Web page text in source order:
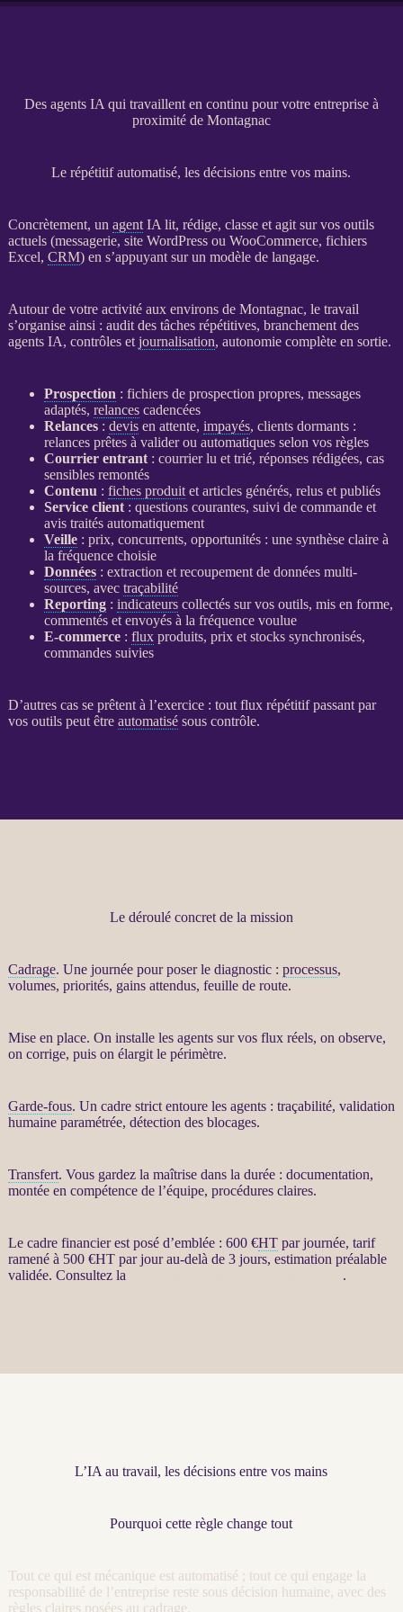
Des agents IA qui travaillent en continu pour votre entreprise à
proximité de Montagnac
Le répétitif automatisé, les décisions entre vos mains.
Concrètement, un agent IA lit, rédige, classe et agit sur vos outils
actuels (messagerie, site WordPressou WooCommerce, fichiers
Excel, CRM) en s’appuyant sur un modèle de langage.
Autour de votre activité aux environs de Montagnac, le travail
s’organise ainsi : audit des tâches répétitives, branchement des
agents IA, contrôles et journalisation, autonomie complète en sortie.
Prospection : fichiers de prospection propres, messages
adaptés, relancescadencées
Relances: devisen attente, impayés, clients dormants :
relancesprêtes à valider ou automatiques selon vos règles
Courrier entrant: courrier lu et trié, réponses rédigées, cas
sensibles remontés
Contenu : fiches produitet articles générés, relus et publiés
Service client: questions courantes, suivi de commande et
avis traités automatiquement
Veille: prix, concurrents, opportunités : une synthèse claire à
la fréquence choisie
Données: extraction et recoupement de donnéesmulti-
sources, avec traçabilité
Reporting: indicateurscollectés sur vos outils, mis en forme,
commentés et envoyés à la fréquence voulue
E-commerce: fluxproduits, prix et stocks synchronisés,
commandes suivies
D’autres cas se prêtent à l’exercice : tout fluxrépétitif passant par
vos outils peut être automatisésous contrôle.
Le déroulé concret de la mission
Cadrage. Une journée pour poser le diagnostic : processus,
volumes, priorités, gains attendus, feuille de route.
Mise en place. On installe les agentssur vos fluxréels, on observe,
on corrige, puis on élargit le périmètre.
Garde-fous. Un cadre strict entoure les agents: traçabilité, validation
humaine paramétrée, détection des blocages.
Transfert. Vous gardez la maîtrise dans la durée : documentation,
montée en compétence de l’équipe, procédures claires.
Le cadre financier est posé d’emblée : 600 €HTpar journée, tarif
ramené à 500 €HTpar jour au-delà de 3 jours, estimation préalable
validée. Consultez la
.
L’IA au travail, les décisions entre vos mains
Pourquoi cette règle change tout
Tout ce qui est mécanique est automatisé ; tout ce qui engage la
responsabilité de l’entreprise reste sous décision humaine, avec des
règles claires posées au cadrage.